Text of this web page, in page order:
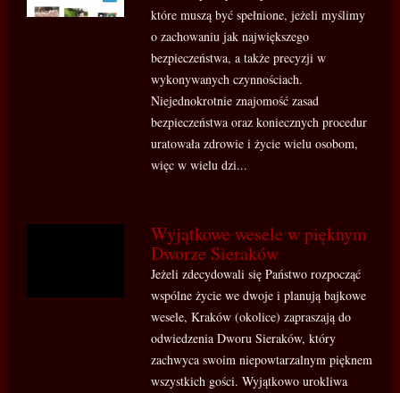
które muszą być spełnione, jeżeli myślimy
o zachowaniu jak największego
bezpieczeństwa, a także precyzji w
wykonywanych czynnościach.
Niejednokrotnie znajomość zasad
bezpieczeństwa oraz koniecznych procedur
uratowała zdrowie i życie wielu osobom,
więc w wielu dzi...
Wyjątkowe wesele w pięknym
Dworze Sieraków
Jeżeli zdecydowali się Państwo rozpocząć
wspólne życie we dwoje i planują bajkowe
wesele, Kraków (okolice) zapraszają do
odwiedzenia Dworu Sieraków, który
zachwyca swoim niepowtarzalnym pięknem
wszystkich gości. Wyjątkowo urokliwa